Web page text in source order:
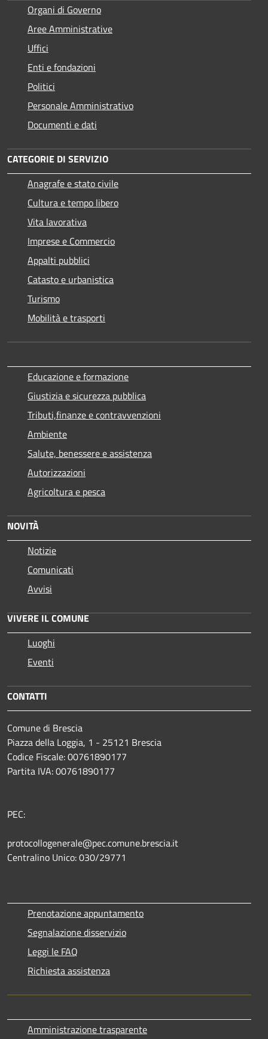
Organi di Governo
Aree Amministrative
Uffici
Enti e fondazioni
Politici
Personale Amministrativo
Documenti e dati
CATEGORIE DI SERVIZIO
Anagrafe e stato civile
Cultura e tempo libero
Vita lavorativa
Imprese e Commercio
Appalti pubblici
Catasto e urbanistica
Turismo
Mobilità e trasporti
Educazione e formazione
Giustizia e sicurezza pubblica
Tributi,finanze e contravvenzioni
Ambiente
Salute, benessere e assistenza
Autorizzazioni
Agricoltura e pesca
NOVITÀ
Notizie
Comunicati
Avvisi
VIVERE IL COMUNE
Luoghi
Eventi
CONTATTI
Comune di Brescia
Piazza della Loggia, 1 - 25121 Brescia
Codice Fiscale: 00761890177
Partita IVA: 00761890177
PEC:
protocollogenerale@pec.comune.brescia.it
Centralino Unico: 030/29771
Prenotazione appuntamento
Segnalazione disservizio
Leggi le FAQ
Richiesta assistenza
Amministrazione trasparente